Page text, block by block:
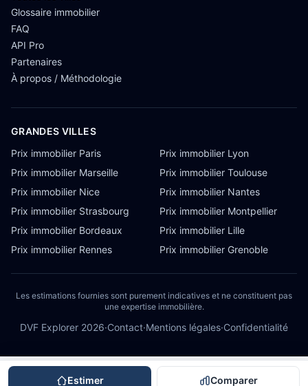
Estimer Comparer
Glossaire immobilier
FAQ
API Pro
Partenaires
À propos / Méthodologie
GRANDES VILLES
Prix immobilier Paris
Prix immobilier Lyon
Prix immobilier Marseille
Prix immobilier Toulouse
Prix immobilier Nice
Prix immobilier Nantes
Prix immobilier Strasbourg
Prix immobilier Montpellier
Prix immobilier Bordeaux
Prix immobilier Lille
Prix immobilier Rennes
Prix immobilier Grenoble
Les estimations fournies sont purement indicatives et ne constituent pas
une expertise immobilière.
DVF Explorer 2026·Contact·Mentions légales·Confidentialité